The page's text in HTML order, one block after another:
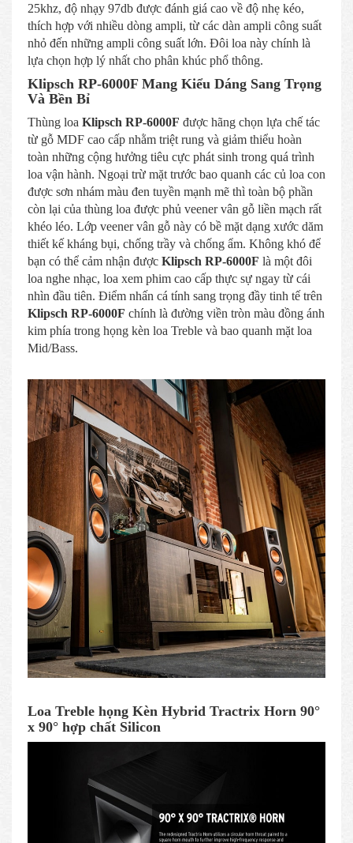
25khz, độ nhạy 97db được đánh giá cao về độ nhẹ kéo,
thích hợp với nhiều dòng ampli, từ các dàn ampli công suất
nhỏ đến những ampli công suất lớn. Đôi loa này chính là
lựa chọn hợp lý nhất cho phân khúc phổ thông.
Klipsch RP-6000F Mang Kiểu Dáng Sang Trọng
Và Bền Bỉ
Thùng loa Klipsch RP-6000F được hãng chọn lựa chế tác
từ gỗ MDF cao cấp nhằm triệt rung và giảm thiểu hoàn
toàn những cộng hưởng tiêu cực phát sinh trong quá trình
loa vận hành. Ngoại trừ mặt trước bao quanh các củ loa con
được sơn nhám màu đen tuyền mạnh mẽ thì toàn bộ phần
còn lại của thùng loa được phủ veener vân gỗ liền mạch rất
khéo léo. Lớp veener vân gỗ này có bề mặt dạng xước dăm
thiết kế kháng bụi, chống trầy và chống ẩm. Không khó để
bạn có thể cảm nhận được Klipsch RP-6000F là một đôi
loa nghe nhạc, loa xem phim cao cấp thực sự ngay từ cái
nhìn đầu tiên. Điểm nhấn cá tính sang trọng đầy tinh tế trên
Klipsch RP-6000F chính là đường viền tròn màu đồng ánh
kim phía trong họng kèn loa Treble và bao quanh mặt loa
Mid/Bass.
Loa Treble họng Kèn Hybrid Tractrix Horn 90°
x 90° hợp chất Silicon